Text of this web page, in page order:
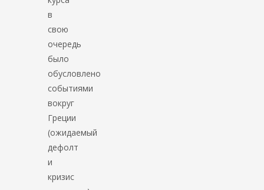
в
свою
очередь
было
обусловлено
событиями
вокруг
Греции
(ожидаемый
дефолт
и
кризис